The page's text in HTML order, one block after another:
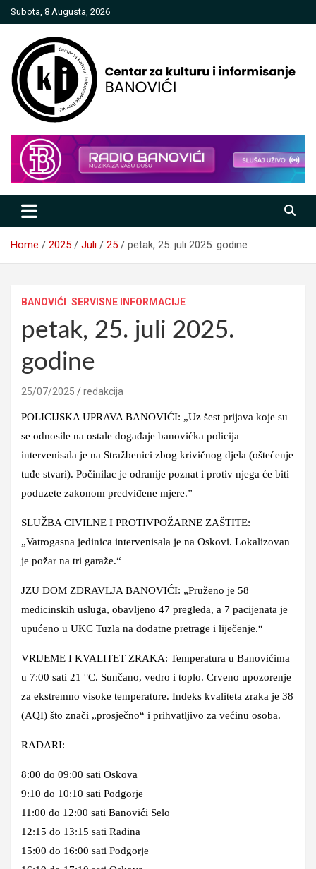
Skip
to
Subota, 8 Augusta, 2026
Centar za kulturu i informisanje
Banovići
Home 2025 Juli 25 petak, 25. juli 2025. godine
BANOVIĆI SERVISNE INFORMACIJE
petak, 25. juli 2025.
godine
25/07/2025 redakcija
POLICIJSKA UPRAVA BANOVIĆI: „Uz šest prijava koje su
se odnosile na ostale događaje banovićka policija
intervenisala je na Stražbenici zbog krivičnog djela (oštećenje
tuđe stvari). Počinilac je odranije poznat i protiv njega će biti
poduzete zakonom predviđene mjere.”
SLUŽBA CIVILNE I PROTIVPOŽARNE ZAŠTITE:
„Vatrogasna jedinica intervenisala je na Oskovi. Lokalizovan
je požar na tri garaže.“
JZU DOM ZDRAVLJA BANOVIĆI: „Pruženo je 58
medicinskih usluga, obavljeno 47 pregleda, a 7 pacijenata je
upućeno u UKC Tuzla na dodatne pretrage i liječenje.“
VRIJEME I KVALITET ZRAKA: Temperatura u Banovićima
u 7:00 sati 21 °C. Sunčano, vedro i toplo. Crveno upozorenje
za ekstremno visoke temperature. Indeks kvaliteta zraka je 38
(AQI) što znači „prosječno“ i prihvatljivo za većinu osoba.
RADARI:
8:00 do 09:00 sati Oskova
9:10 do 10:10 sati Podgorje
11:00 do 12:00 sati Banovići Selo
12:15 do 13:15 sati Radina
15:00 do 16:00 sati Podgorje